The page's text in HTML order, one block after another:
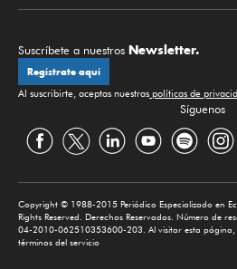
Suscríbete a nuestros Newsletter.
Regístrate aquí
Al suscribirte, aceptas nuestras políticas de
Síguenos
Copyright © 1988-2015 Periódico Especializado en
Rights Reserved. Derechos Reservados. Número de
04-2010-062510353600-203. Al visitar esta página,
términos del servicio